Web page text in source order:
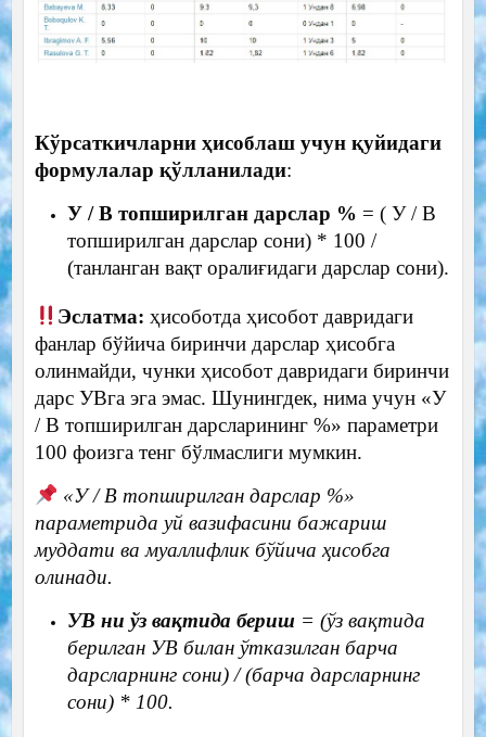
Кўрсаткичларни ҳисоблаш учун қуйидаги
формулалар қўлланилади:
У / В топширилган дарслар % = ( У / В
топширилган дарслар сони) * 100 /
(танланган вақт оралиғидаги дарслар сони).
Эслатма: ҳисоботда ҳисобот давридаги
фанлар бўйича биринчи дарслар ҳисобга
олинмайди, чунки ҳисобот давридаги биринчи
дарс УВга эга эмас. Шунингдек, нима учун «У
/ В топширилган дарсларининг %» параметри
100 фоизга тенг бўлмаслиги мумкин.
«У / В топширилган дарслар %»
параметрида уй вазифасини бажариш
муддати ва муаллифлик бўйича ҳисобга
олинади.
УВ ни ўз вақтида бериш= (ўз вақтида
берилган УВ билан ўтказилган барча
дарсларнинг сони) / (барча дарсларнинг
сони) * 100.